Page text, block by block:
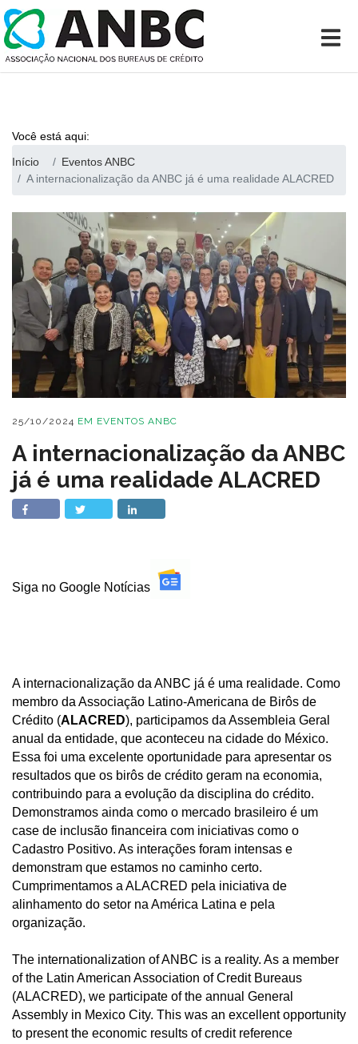
Você está aqui:
Início
Eventos ANBC
A internacionalização da ANBC já é uma realidade ALACRED
25/10/2024 EM EVENTOS ANBC
A internacionalização da ANBC
já é uma realidade ALACRED
Siga no Google Notícias
A internacionalização da ANBC já é uma realidade. Como
membro da Associação Latino-Americana de Birôs de
Crédito (ALACRED), participamos da Assembleia Geral
anual da entidade, que aconteceu na cidade do México.
Essa foi uma excelente oportunidade para apresentar os
resultados que os birôs de crédito geram na economia,
contribuindo para a evolução da disciplina do crédito.
Demonstramos ainda como o mercado brasileiro é um
case de inclusão financeira com iniciativas como o
Cadastro Positivo. As interações foram intensas e
demonstram que estamos no caminho certo.
Cumprimentamos a ALACRED pela iniciativa de
alinhamento do setor na América Latina e pela
organização.
The internationalization of ANBC is a reality. As a member
of the Latin American Association of Credit Bureaus
(ALACRED), we participate of the annual General
Assembly in Mexico City. This was an excellent opportunity
to present the economic results of credit reference